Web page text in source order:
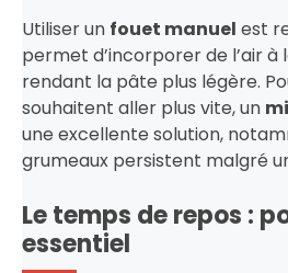
Utiliser un fouet manuel est
permet d’incorporer de l’air
rendant la pâte plus légère.
souhaitent aller plus vite, un
une excellente solution,
grumeaux persistent malgré
Le temps de repos :
essentiel